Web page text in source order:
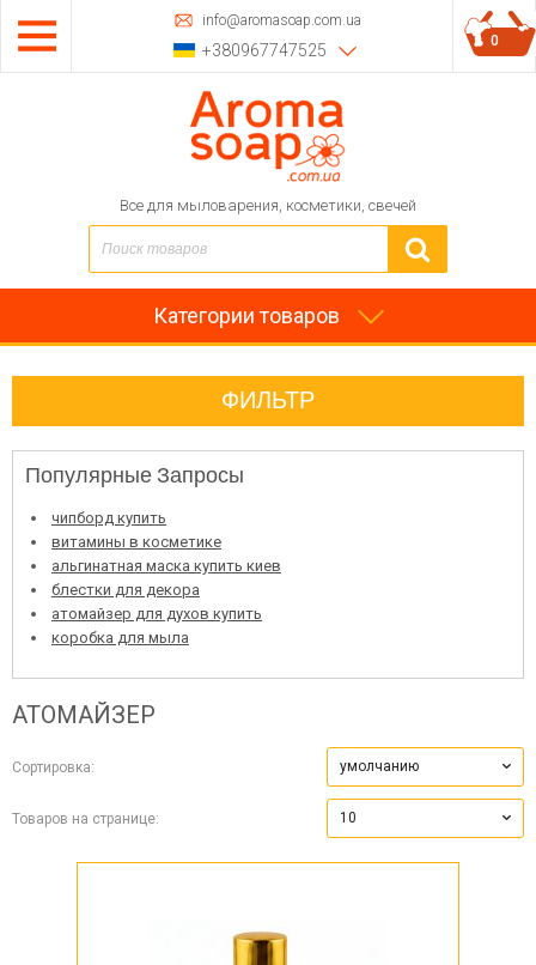
info@aromasoap.com.ua
+380967747525
Все для мыловарения, косметики, свечей
0
Категории товаров
ФИЛЬТР
Популярные Запросы
чипборд купить
витамины в косметике
альгинатная маска купить киев
блестки для декора
атомайзер для духов купить
коробка для мыла
АТОМАЙЗЕР
Сортировка: умолчанию
Товаров на странице: 10